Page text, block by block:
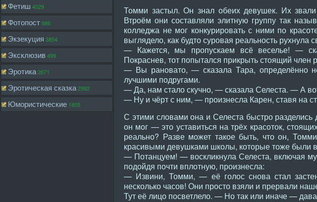
Фетиш 4029
Фотопост886
Экзекуция 3854
Эксклюзив499
Эротика2671
Эротическая сказка2992
Юмористические 1805
Томми застыл. Он знал обеих девушек. Их
Втроём они составляли элитную группу так
колледжа не мог конкурировать с ними по
выглядело, как будто суровая реальность
— Кажется, мы пропускаем всё веселье! —
Покраснев, тот попытался прикрыть стоящий член
— Вы рановато, — сказала Тара, определённо
лучшими подругами.
— Да, нам стало скучно, — сказала Селеста. — А
— Ну и чёрт с ним, — произнесла Карен, ставя на
С этими словами она и Селеста быстро
он мог — это уставиться на трёх красоток,
реально? Разве может такое быть, что он,
красивыми девушками школы, которые тоже были
— Потанцуем! — воскликнула Селеста, включая
подойдя почти вплотную, произнесла:
— Извини, Томми, — её голос снова стал
несколько часов! Они просто взяли и прервали
Тут её лицо посветлело. — Но так или иначе —